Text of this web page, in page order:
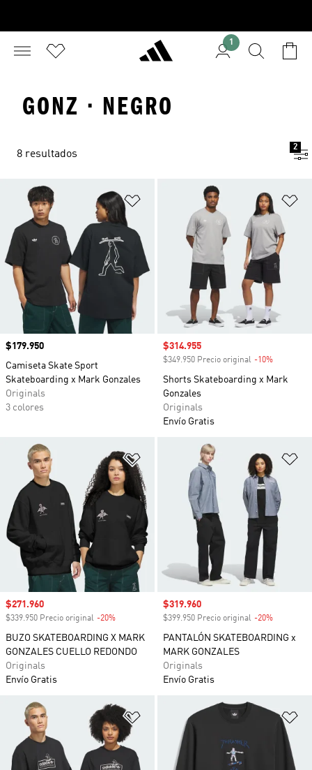
1
GONZ · NEGRO
8 resultados
2
Añadir a la lista de deseos
Precio
$179.950
Camiseta Skate Sport
Skateboarding x Mark Gonzales
Originals
3 colores
Precio de venta
$314.955
$349.950 Precio original -10%
Shorts Skateboarding x Mark
Gonzales
Originals
Envío Gratis
Añadir a la lista de deseos
Precio de venta
$271.960
$339.950 Precio original -20%
BUZO SKATEBOARDING X MARK
GONZALES CUELLO REDONDO
Originals
Envío Gratis
Precio de venta
$319.960
$399.950 Precio original -20%
PANTALÓN SKATEBOARDING x
MARK GONZALES
Originals
Envío Gratis
Añadir a la lista de deseos